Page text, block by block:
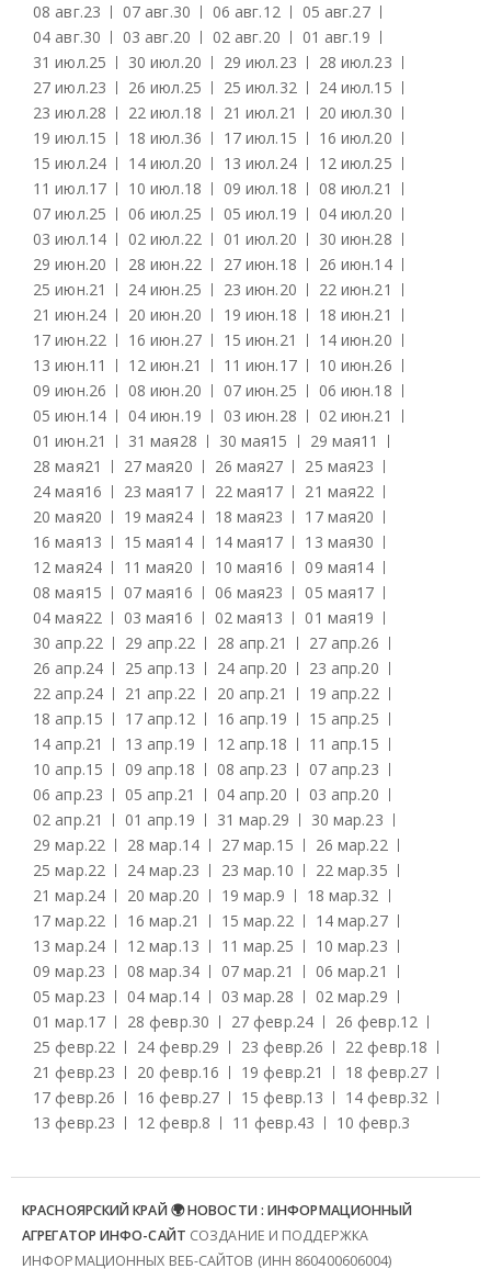
08 авг.23 07 авг.30 06 авг.12 05 авг.27
04 авг.30 03 авг.20 02 авг.20 01 авг.19
31 июл.25 30 июл.20 29 июл.23 28 июл.23
27 июл.23 26 июл.25 25 июл.32 24 июл.15
23 июл.28 22 июл.18 21 июл.21 20 июл.30
19 июл.15 18 июл.36 17 июл.15 16 июл.20
15 июл.24 14 июл.20 13 июл.24 12 июл.25
11 июл.17 10 июл.18 09 июл.18 08 июл.21
07 июл.25 06 июл.25 05 июл.19 04 июл.20
03 июл.14 02 июл.22 01 июл.20 30 июн.28
29 июн.20 28 июн.22 27 июн.18 26 июн.14
25 июн.21 24 июн.25 23 июн.20 22 июн.21
21 июн.24 20 июн.20 19 июн.18 18 июн.21
17 июн.22 16 июн.27 15 июн.21 14 июн.20
13 июн.11 12 июн.21 11 июн.17 10 июн.26
09 июн.26 08 июн.20 07 июн.25 06 июн.18
05 июн.14 04 июн.19 03 июн.28 02 июн.21
01 июн.21 31 мая28 30 мая15 29 мая11
28 мая21 27 мая20 26 мая27 25 мая23
24 мая16 23 мая17 22 мая17 21 мая22
20 мая20 19 мая24 18 мая23 17 мая20
16 мая13 15 мая14 14 мая17 13 мая30
12 мая24 11 мая20 10 мая16 09 мая14
08 мая15 07 мая16 06 мая23 05 мая17
04 мая22 03 мая16 02 мая13 01 мая19
30 апр.22 29 апр.22 28 апр.21 27 апр.26
26 апр.24 25 апр.13 24 апр.20 23 апр.20
22 апр.24 21 апр.22 20 апр.21 19 апр.22
18 апр.15 17 апр.12 16 апр.19 15 апр.25
14 апр.21 13 апр.19 12 апр.18 11 апр.15
10 апр.15 09 апр.18 08 апр.23 07 апр.23
06 апр.23 05 апр.21 04 апр.20 03 апр.20
02 апр.21 01 апр.19 31 мар.29 30 мар.23
29 мар.22 28 мар.14 27 мар.15 26 мар.22
25 мар.22 24 мар.23 23 мар.10 22 мар.35
21 мар.24 20 мар.20 19 мар.9 18 мар.32
17 мар.22 16 мар.21 15 мар.22 14 мар.27
13 мар.24 12 мар.13 11 мар.25 10 мар.23
09 мар.23 08 мар.34 07 мар.21 06 мар.21
05 мар.23 04 мар.14 03 мар.28 02 мар.29
01 мар.17 28 февр.30 27 февр.24 26 февр.12
25 февр.22 24 февр.29 23 февр.26 22 февр.18
21 февр.23 20 февр.16 19 февр.21 18 февр.27
17 февр.26 16 февр.27 15 февр.13 14 февр.32
13 февр.23 12 февр.8 11 февр.43 10 февр.3
КРАСНОЯРСКИЙ КРАЙ 🌍 НОВОСТИ : ИНФОРМАЦИОННЫЙ
АГРЕГАТОР ИНФО-САЙТ СОЗДАНИЕ И ПОДДЕРЖКА
ИНФОРМАЦИОННЫХ ВЕБ-САЙТОВ (ИНН 860400606004)